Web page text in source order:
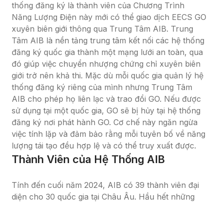
thống đăng ký là thành viên của Chương Trình
Năng Lượng Điện này mới có thể giao dịch EECS GO
xuyên biên giới thông qua Trung Tâm AIB. Trung
Tâm AIB là nền tảng trung tâm kết nối các hệ thống
đăng ký quốc gia thành một mạng lưới an toàn, qua
đó giúp việc chuyển nhượng chứng chỉ xuyên biên
giới trở nên khả thi. Mặc dù mỗi quốc gia quản lý hệ
thống đăng ký riêng của mình nhưng Trung Tâm
AIB cho phép họ liên lạc và trao đổi GO. Nếu được
sử dụng tại một quốc gia, GO sẽ bị hủy tại hệ thống
đăng ký nơi phát hành GO. Cơ chế này ngăn ngừa
việc tính lặp và đảm bảo rằng mỗi tuyên bố về năng
lượng tái tạo đều hợp lệ và có thể truy xuất được.
Thành Viên của Hệ Thống AIB
Tính đến cuối năm 2024, AIB có 39 thành viên đại
diện cho 30 quốc gia tại Châu Âu. Hầu hết những